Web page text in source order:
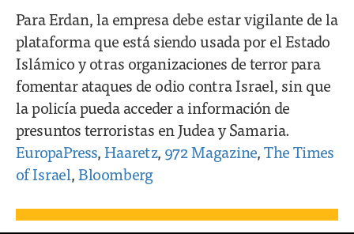
Para Erdan, la empresa debe estar vigilante de la
plataforma que está siendo usada por el Estado
Islámico y otras organizaciones de terror para
fomentar ataques de odio contra Israel, sin que
la policía pueda acceder a información de
presuntos terroristas en Judea y Samaria.
EuropaPress,Haaretz, 972 Magazine,The Times
of Israel, Bloomberg